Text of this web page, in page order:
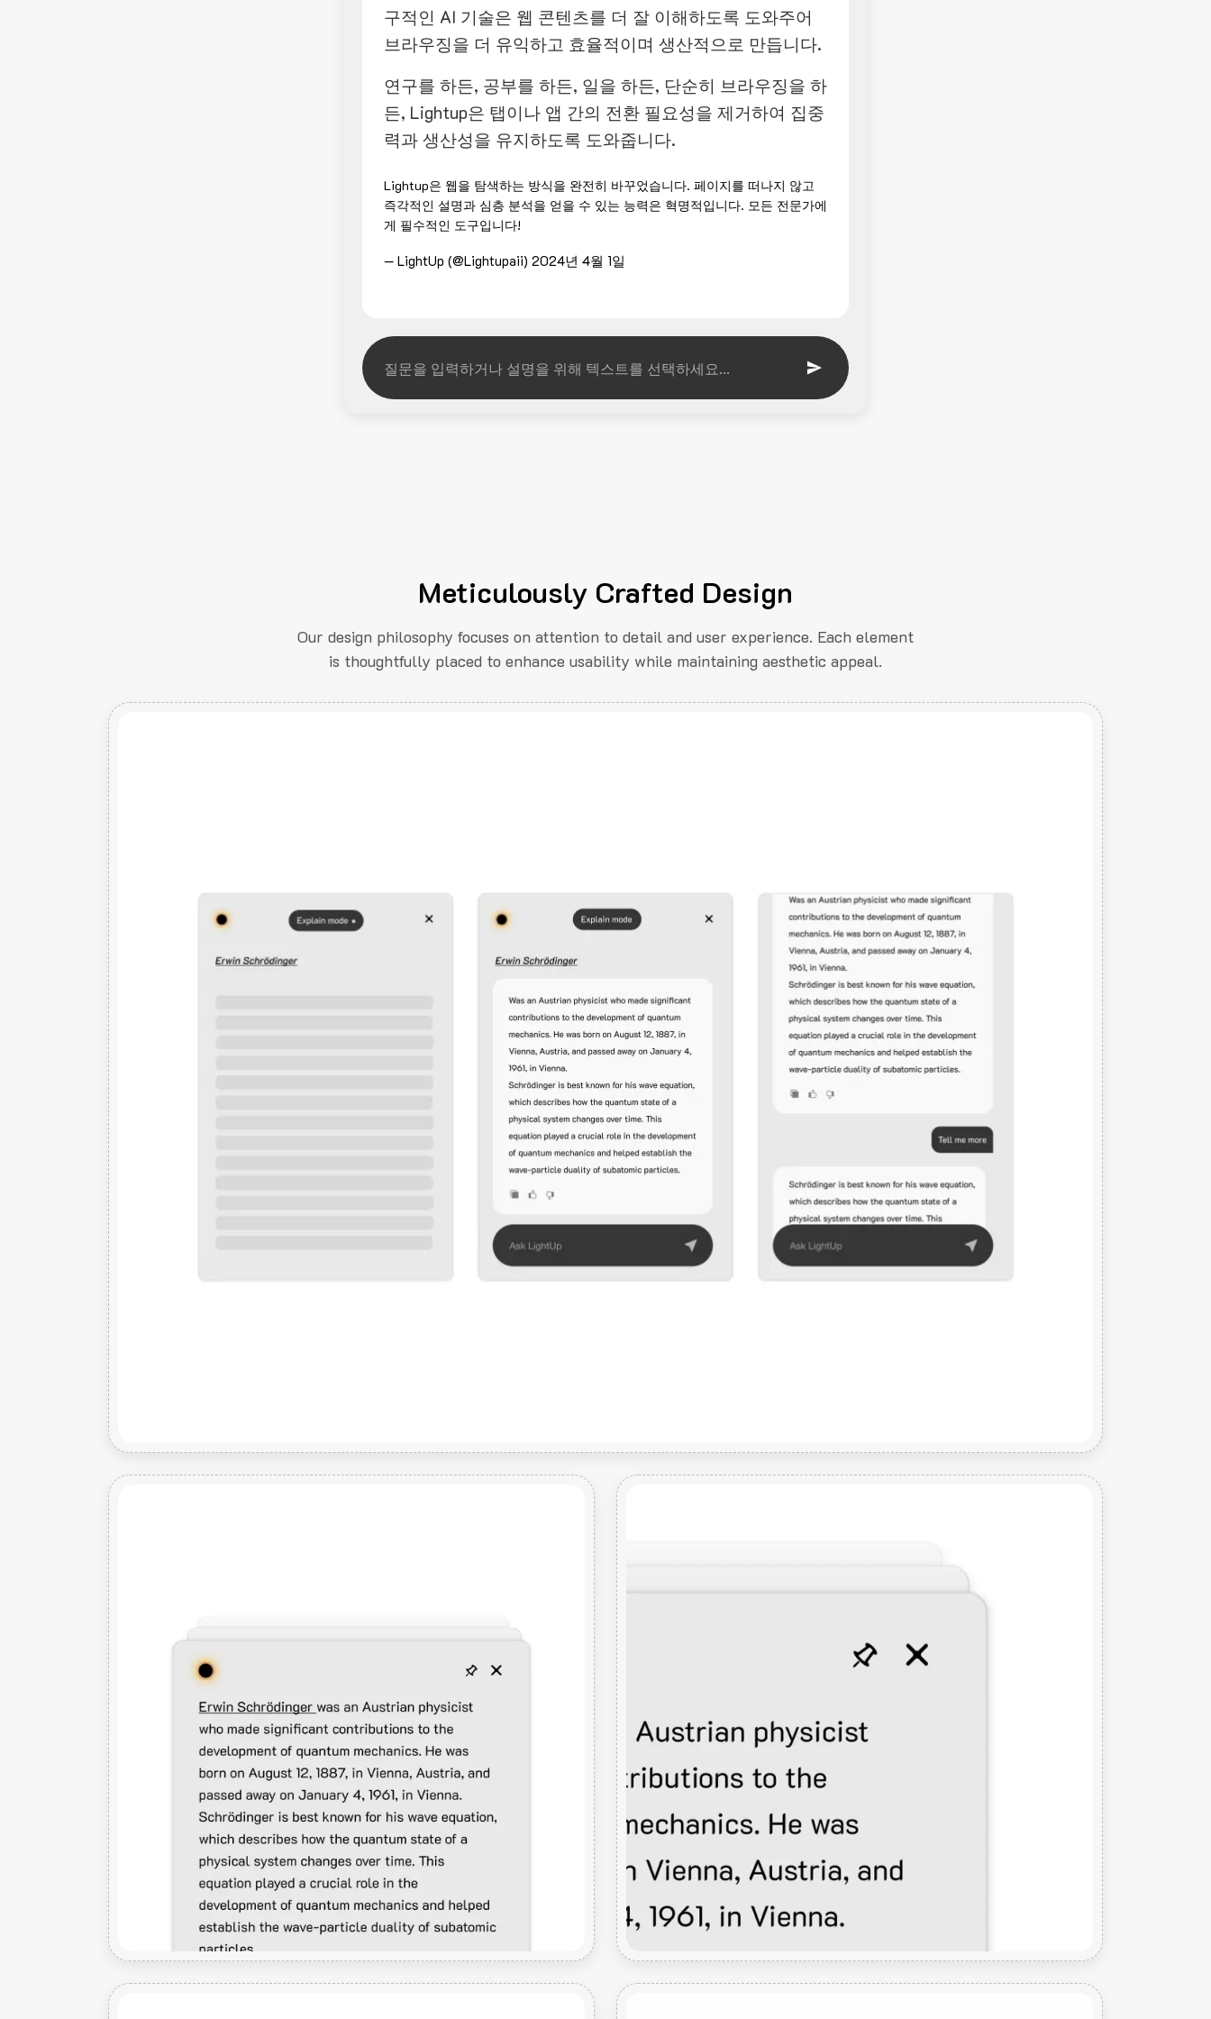
구적인 AI 기술은 웹 콘텐츠를 더 잘 이해하도록 도와주어
브라우징을 더 유익하고 효율적이며 생산적으로 만듭니다.
연구를 하든, 공부를 하든, 일을 하든, 단순히 브라우징을 하
든, Lightup은 탭이나 앱 간의 전환 필요성을 제거하여 집중
력과 생산성을 유지하도록 도와줍니다.
Lightup은 웹을 탐색하는 방식을 완전히 바꾸었습니다. 페이지를 떠나지 않고
즉각적인 설명과 심층 분석을 얻을 수 있는 능력은 혁명적입니다. 모든 전문가에
게 필수적인 도구입니다!
— LightUp (@Lightupaii) 2024년 4월 1일
Meticulously Crafted Design
Our design philosophy focuses on attention to detail and user experience. Each element
is thoughtfully placed to enhance usability while maintaining aesthetic appeal.